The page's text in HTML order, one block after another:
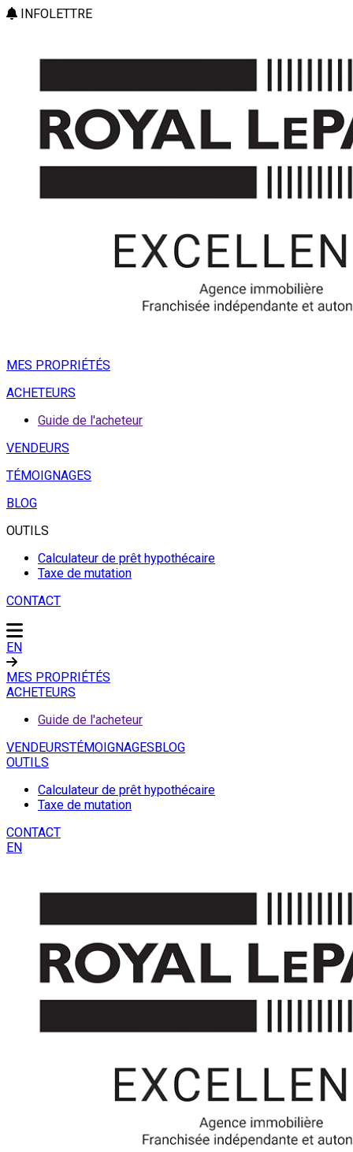
INFOLETTRE
MES PROPRIÉTÉS
ACHETEURS
Guide de l'acheteur
VENDEURS
TÉMOIGNAGES
BLOG
OUTILS
Calculateur de prêt hypothécaire
Taxe de mutation
CONTACT
EN
MES PROPRIÉTÉS
ACHETEURS
Guide de l'acheteur
VENDEURSTÉMOIGNAGESBLOG
OUTILS
Calculateur de prêt hypothécaire
Taxe de mutation
CONTACT
EN